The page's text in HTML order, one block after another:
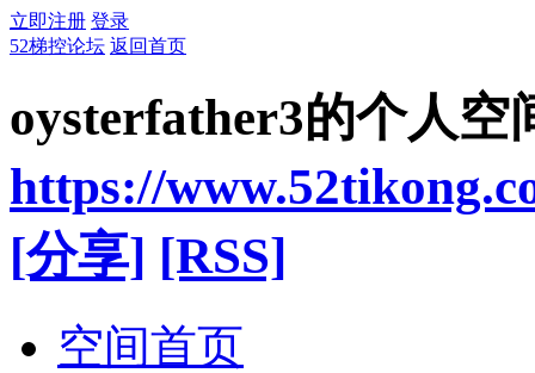
立即注册 登录
52梯控论坛 返回首页
oysterfather3的个人空
https://
[分享] [RSS]
空间首页